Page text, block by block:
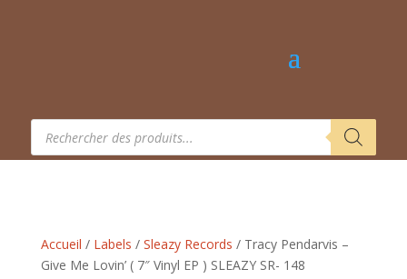
Recherche
produits
Accueil / Labels / Sleazy Records / Tracy Pendarvis –
Give Me Lovin’ ( 7″ Vinyl EP ) SLEAZY SR- 148